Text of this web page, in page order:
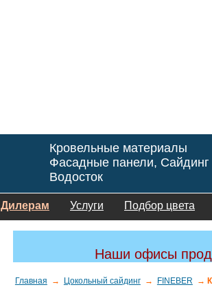
Кровельные материалы
Фасадные панели, Сайдинг
Водосток
Дилерам Услуги Подбор цвета
Наши офисы
Главная → Цокольный сайдинг → FINEBER →